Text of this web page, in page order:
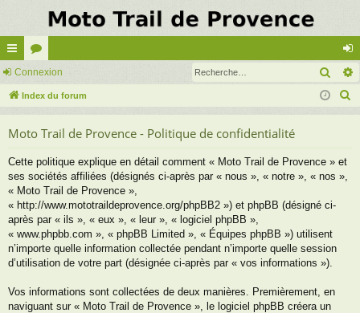
cc
ès
de
or
u
on
ne
Connexion
Index du forum
Moto Trail de Provence - Politique de confidentialité
Cette politique explique en détail comment « Moto Trail de Provence » et
ses sociétés affiliées (désignés ci-après par « nous », « notre », « nos »,
« Moto Trail de Provence »,
« http://www.mototraildeprovence.org/phpBB2 ») et phpBB (désigné ci-
après par « ils », « eux », « leur », « logiciel phpBB »,
« www.phpbb.com », « phpBB Limited », « Équipes phpBB ») utilisent
n’importe quelle information collectée pendant n’importe quelle session
d’utilisation de votre part (désignée ci-après par « vos informations »).
Vos informations sont collectées de deux manières. Premièrement, en
naviguant sur « Moto Trail de Provence », le logiciel phpBB créera un